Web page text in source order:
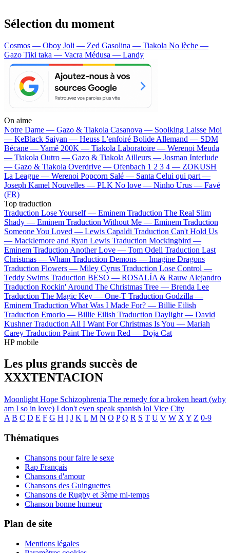
Sélection du moment
Cosmos — Oboy Joli — Zed Gasolina — Tiakola No lèche —
Gazo Tiki taka — Vacra Médusa — Landy
On aime
Notre Dame — Gazo & Tiakola Casanova — Soolking Laisse Moi
— KeBlack Saiyan — Heuss L'enfoiré Bolide Allemand — SDM
Bécane —Yamê 200K — Tiakola Laboratoire — Werenoi Meuda
— Tiakola Outro — Gazo & Tiakola Ailleurs — Josman Interlude
— Gazo & Tiakola Overdrive — Ofenbach 1 2 3 4 — ZOKUSH
La League — Werenoi Popcorn Salé — Santa Celui qui part —
Joseph Kamel Nouvelles — PLK No love — Ninho Urus — Favé
(FR)
Top traduction
Traduction Lose Yourself — Eminem Traduction The Real Slim
Shady — Eminem Traduction Without Me — Eminem Traduction
Someone You Loved — Lewis Capaldi Traduction Can't Hold Us
— Macklemore and Ryan Lewis Traduction Mockingbird —
Eminem Traduction Another Love — Tom Odell Traduction Last
Christmas — Wham Traduction Demons — Imagine Dragons
Traduction Flowers — Miley Cyrus Traduction Lose Control —
Teddy Swims Traduction BESO — ROSALÍA & Rauw Alejandro
Traduction Rockin' Around The Christmas Tree — Brenda Lee
Traduction The Magic Key — One-T Traduction Godzilla —
Eminem Traduction What Was I Made For? — Billie Eilish
Traduction Emorio — Billie Eilish Traduction Daylight — David
Kushner Traduction All I Want For Christmas Is You — Mariah
Carey Traduction Paint The Town Red — Doja Cat
HP mobile
Les plus grands succès de
XXXTENTACION
Moonlight Hope Schizophrenia The remedy for a broken heart (why
am I so in love) I don't even speak spanish lol Vice City
A B C D E F G H I J K L M N O P Q R S T U V W X Y Z 0-9
Thématiques
Chansons pour faire le sexe
Rap Français
Chansons d'amour
Chansons des Guinguettes
Chansons de Rugby et 3ème mi-temps
Chanson bonne humeur
Plan de site
Mentions légales